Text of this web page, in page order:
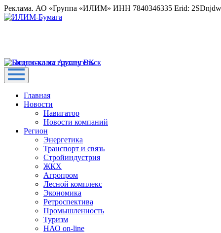
Реклама. АО «Группа «ИЛИМ» ИНН 7840346335 Erid:
Главная
Новости
Навигатор
Новости компаний
Регион
Энергетика
Транспорт и связь
Стройиндустрия
ЖКХ
Агропром
Лесной комплекс
Экономика
Ретроспектива
Промышленность
Туризм
НАО on-line